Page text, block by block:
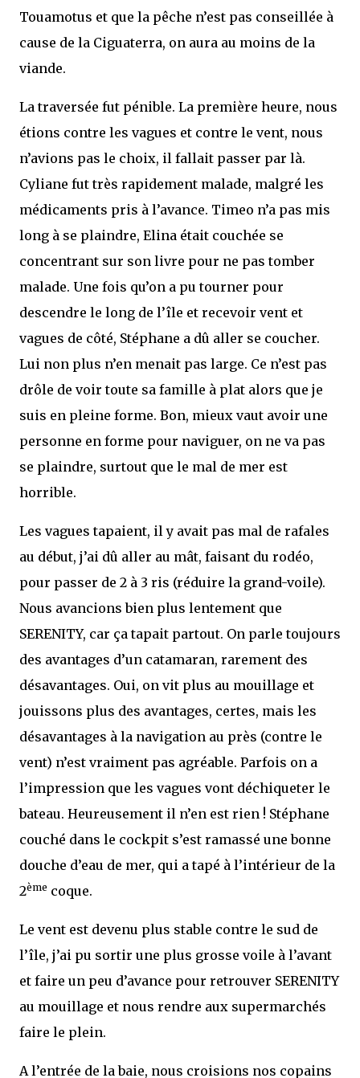
Touamotus et que la pêche n’est pas conseillée à
cause de la Ciguaterra, on aura au moins de la
viande.
La traversée fut pénible. La première heure, nous
étions contre les vagues et contre le vent, nous
n’avions pas le choix, il fallait passer par là.
Cyliane fut très rapidement malade, malgré les
médicaments pris à l’avance. Timeo n’a pas mis
long à se plaindre, Elina était couchée se
concentrant sur son livre pour ne pas tomber
malade. Une fois qu’on a pu tourner pour
descendre le long de l’île et recevoir vent et
vagues de côté, Stéphane a dû aller se coucher.
Lui non plus n’en menait pas large. Ce n’est pas
drôle de voir toute sa famille à plat alors que je
suis en pleine forme. Bon, mieux vaut avoir une
personne en forme pour naviguer, on ne va pas
se plaindre, surtout que le mal de mer est
horrible.
Les vagues tapaient, il y avait pas mal de rafales
au début, j’ai dû aller au mât, faisant du rodéo,
pour passer de 2 à 3 ris (réduire la grand-voile).
Nous avancions bien plus lentement que
SERENITY, car ça tapait partout. On parle toujours
des avantages d’un catamaran, rarement des
désavantages. Oui, on vit plus au mouillage et
jouissons plus des avantages, certes, mais les
désavantages à la navigation au près (contre le
vent) n’est vraiment pas agréable. Parfois on a
l’impression que les vagues vont déchiqueter le
bateau. Heureusement il n’en est rien ! Stéphane
couché dans le cockpit s’est ramassé une bonne
douche d’eau de mer, qui a tapé à l’intérieur de la
2ème coque.
Le vent est devenu plus stable contre le sud de
l’île, j’ai pu sortir une plus grosse voile à l’avant
et faire un peu d’avance pour retrouver SERENITY
au mouillage et nous rendre aux supermarchés
faire le plein.
A l’entrée de la baie, nous croisions nos copains